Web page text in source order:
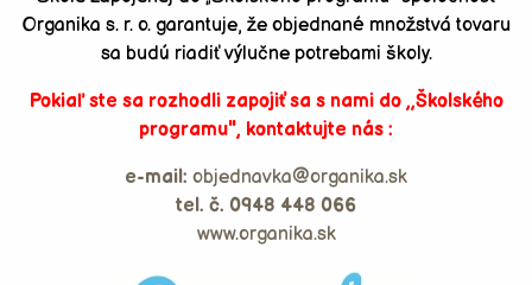
Organika s. r. o. garantuje, že objednané množstvá tovaru
sa budú riadiť výlučne potrebami školy.
Pokiaľ ste sa rozhodli zapojiť sa s nami do ,,Školského
programu", kontaktujte nás :
e-mail: objednavka@organika.sk
tel. č. 0948 448 066
www.organika.sk